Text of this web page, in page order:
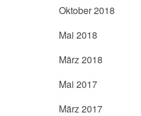
Oktober 2018
Mai 2018
März 2018
Mai 2017
März 2017